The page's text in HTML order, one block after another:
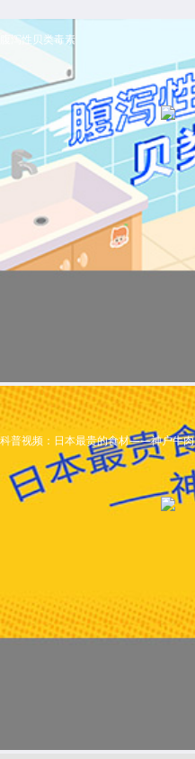
腹泻性贝类毒素
科普视频：日本最贵的食材——神户牛肉